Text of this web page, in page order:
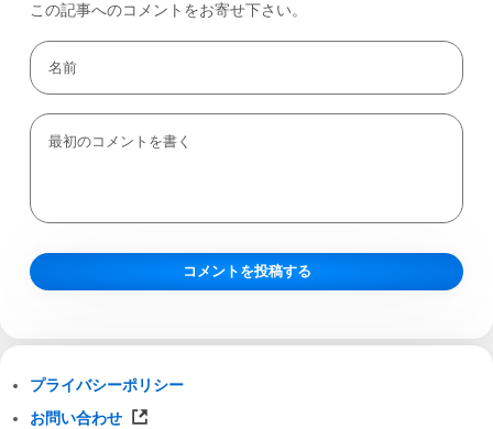
この記事へのコメントをお寄せ下さい。
プライバシーポリシー
お問い合わせ